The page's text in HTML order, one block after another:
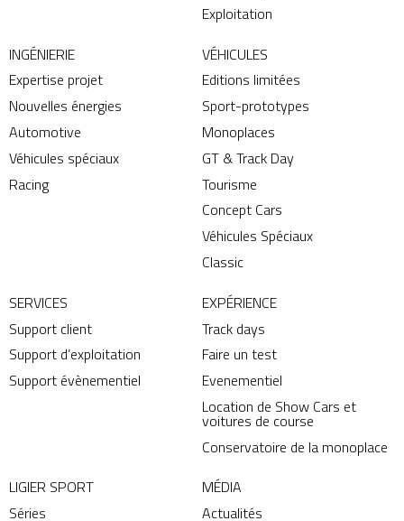
Exploitation
INGÉNIERIE
Expertise projet
Nouvelles énergies
Automotive
Véhicules spéciaux
Racing
VÉHICULES
Editions limitées
Sport-prototypes
Monoplaces
GT & Track Day
Tourisme
Concept Cars
Véhicules Spéciaux
Classic
SERVICES
Support client
Support d’exploitation
Support évènementiel
EXPÉRIENCE
Track days
Faire un test
Evenementiel
Location de Show Cars et
voitures de course
Conservatoire de la monoplace
LIGIER SPORT
Séries
MÉDIA
Actualités